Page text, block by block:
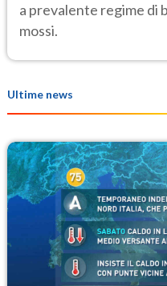
a prevalente regime di
mossi.
Ultime news